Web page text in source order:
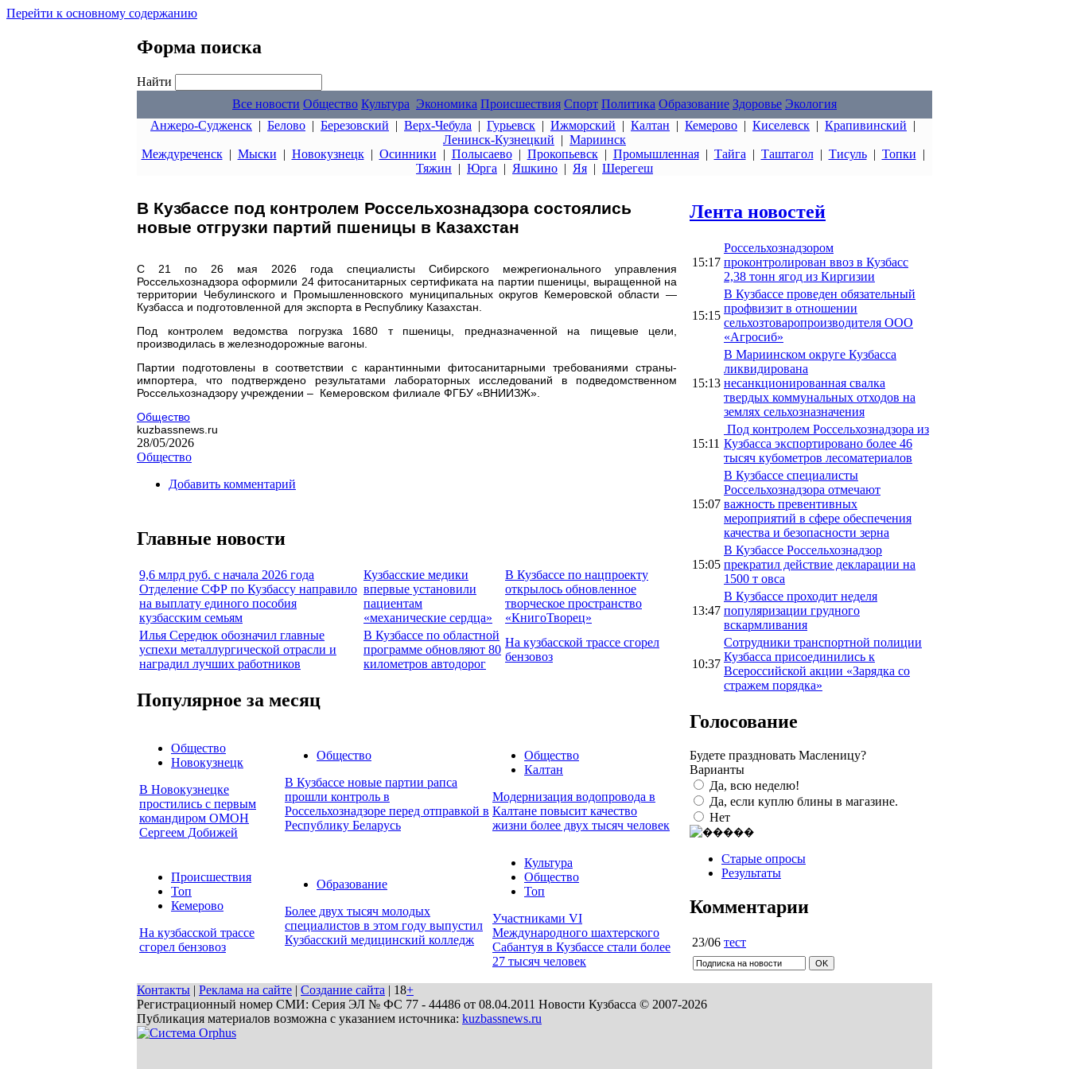
Перейти к основному содержанию
Форма поиска
Найти
Все новости Общество Культура Экономика Происшествия Спорт Политика Образование Здоровье Экология
Анжеро-Судженск | Белово | Березовский | Верх-Чебула | Гурьевск | Ижморский | Калтан | Кемерово | Киселевск | Крапивинский |
Ленинск-Кузнецкий | Мариинск
Междуреченск| Мыски | Новокузнецк| Осинники | Полысаево| Прокопьевск| Промышленная| Тайга | Таштагол| Тисуль| Топки |
Тяжин | Юрга | Яшкино | Яя | Шерегеш
В Кузбассе под контролем Россельхознадзора состоялись
новые отгрузки партий пшеницы в Казахстан
С 21 по 26 мая 2026 года специалисты Сибирского межрегионального управления
Россельхознадзора оформили 24 фитосанитарных сертификата на партии пшеницы, выращенной на
территории Чебулинского и Промышленновского муниципальных округов Кемеровской области —
Кузбасса и подготовленной для экспорта в Республику Казахстан.
Под контролем ведомства погрузка 1680 т пшеницы, предназначенной на пищевые цели,
производилась в железнодорожные вагоны.
Партии подготовлены в соответствии с карантинными фитосанитарными требованиями страны-
импортера, что подтверждено результатами лабораторных исследований в подведомственном
Россельхознадзору учреждении – Кемеровском филиале ФГБУ «ВНИИЗЖ».
Общество
kuzbassnews.ru
28/05/2026
Общество
Добавить комментарий
Главные новости
9,6 млрд руб. с начала 2026 года
Отделение СФР по Кузбассу направило
на выплату единого пособия
кузбасским семьям
Кузбасские медики
впервые установили
пациентам
«механические сердца»
В Кузбассе по нацпроекту
открылось обновленное
творческое пространство
«КнигоТворец»
Илья Середюк обозначил главные
успехи металлургической отрасли и
наградил лучших работников
В Кузбассе по областной
программе обновляют 80
километров автодорог
На кузбасской трассе сгорел
бензовоз
Популярное за месяц
Общество
Новокузнецк
В Новокузнецке
простились с первым
командиром ОМОН
Сергеем Добижей
Общество
В Кузбассе новые партии рапса
прошли контроль в
Россельхознадзоре перед отправкой в
Республику Беларусь
Общество
Калтан
Модернизация водопровода в
Калтане повысит качество
жизни более двух тысяч человек
Происшествия
Топ
Кемерово
На кузбасской трассе
сгорел бензовоз
Образование
Более двух тысяч молодых
специалистов в этом году выпустил
Кузбасский медицинский колледж
Культура
Общество
Топ
Участниками VI
Международного шахтерского
Сабантуя в Кузбассе стали более
27 тысяч человек
Лента новостей
15:17
Россельхознадзором
проконтролирован ввоз в Кузбасс
2,38 тонн ягод из Киргизии
15:15
В Кузбассе проведен обязательный
профвизит в отношении
сельхозтоваропроизводителя ООО
«Агросиб»
15:13
В Мариинском округе Кузбасса
ликвидирована
несанкционированная свалка
твердых коммунальных отходов на
землях сельхозназначения
15:11
Под контролем Россельхознадзора из
Кузбасса экспортировано более 46
тысяч кубометров лесоматериалов
15:07
В Кузбассе специалисты
Россельхознадзора отмечают
важность превентивных
мероприятий в сфере обеспечения
качества и безопасности зерна
15:05
В Кузбассе Россельхознадзор
прекратил действие декларации на
1500 т овса
13:47
В Кузбассе проходит неделя
популяризации грудного
вскармливания
10:37
Сотрудники транспортной полиции
Кузбасса присоединились к
Всероссийской акции «Зарядка со
стражем порядка»
Голосование
Будете праздновать Масленицу?
Варианты
Да, всю неделю!
Да, если куплю блины в магазине.
Нет
Старые опросы
Результаты
Комментарии
23/06 тест
Контакты | Реклама на сайте | Создание сайта | 18+
Регистрационный номер СМИ: Серия ЭЛ № ФС 77 - 44486 от 08.04.2011 Новости Кузбасса © 2007-2026
Публикация материалов возможна с указанием источника: kuzbassnews.ru